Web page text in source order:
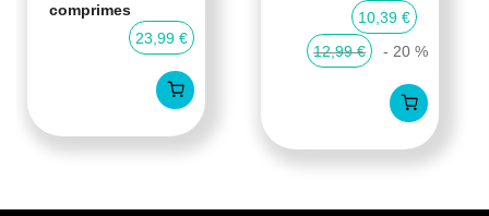
comprimes
23,99 €
10,39 €
12,99 €
- 20 %